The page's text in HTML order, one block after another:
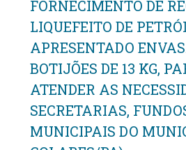
FORNECIMENTO DE
LIQUEFEITO DE
APRESENTADO
BOTIJÕES DE 13 KG,
ATENDER AS
SECRETARIAS,
MUNICIPAIS DO